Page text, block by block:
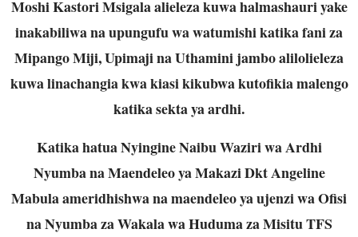
Moshi Kastori Msigala alieleza kuwa halmashauri yake
inakabiliwa na upungufu wa watumishi katika fani za
Mipango Miji, Upimaji na Uthamini jambo alilolieleza
kuwa linachangia kwa kiasi kikubwa kutofikia malengo
katika sekta ya ardhi.
Katika hatua Nyingine Naibu Waziri wa Ardhi
Nyumba na Maendeleo ya Makazi Dkt Angeline
Mabula ameridhishwa na maendeleo ya ujenzi wa Ofisi
na Nyumba za Wakala wa Huduma za Misitu TFS